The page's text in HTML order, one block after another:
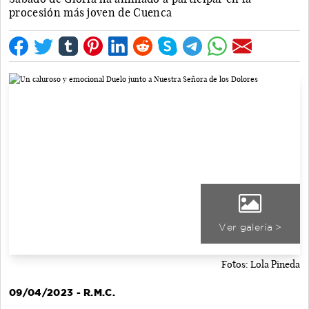
procesión más joven de Cuenca
Ver galería >
Fotos: Lola Pineda
09/04/2023 - R.M.C.